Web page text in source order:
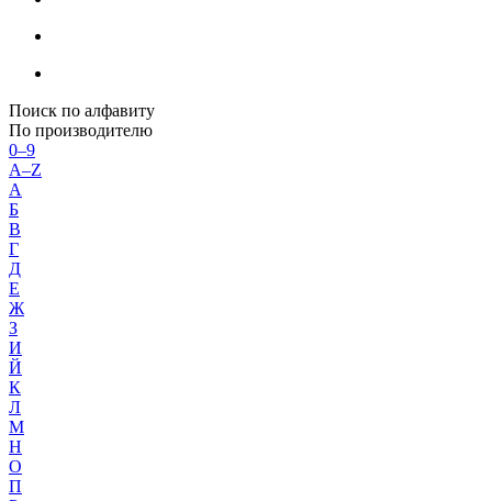
Поиск по алфавиту
По производителю
0–9
A–Z
А
Б
В
Г
Д
Е
Ж
З
И
Й
К
Л
М
Н
О
П